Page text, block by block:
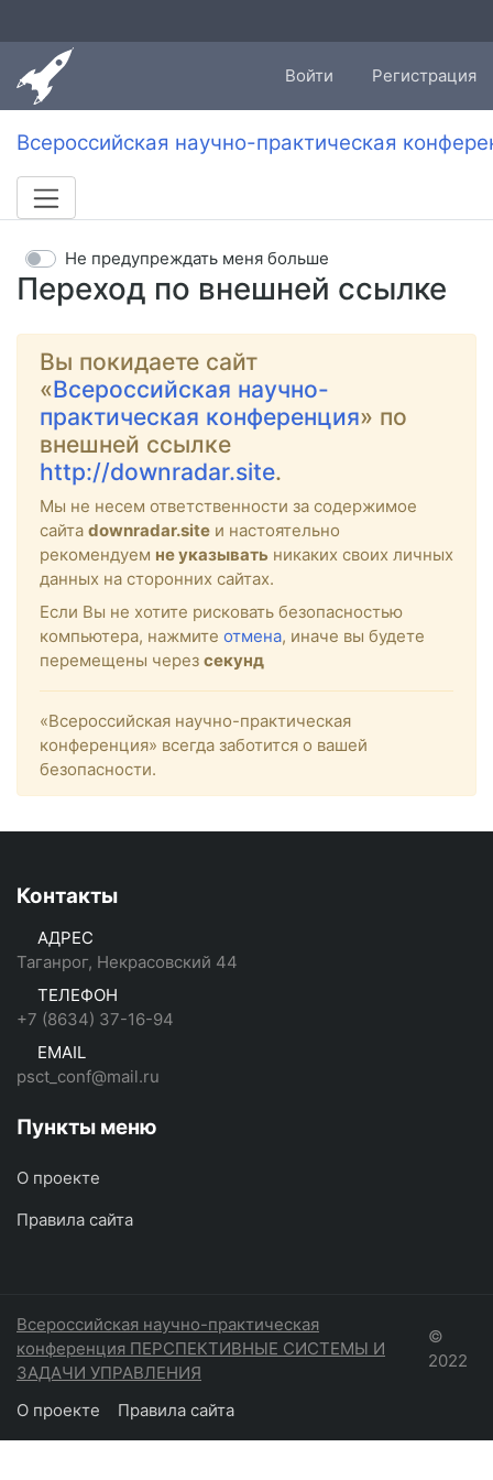
Войти Регистрация
Всероссийская научно-практическая
Переход по внешней ссылке
Не предупреждать меня больше
Вы покидаете сайт
«Всероссийская научно-
практическая конференция» по
внешней ссылке
http://downradar.site.
Мы не несем ответственности за содержимое
сайта downradar.site и настоятельно
рекомендуем не указывать никаких своих личных
данных на сторонних сайтах.
Если Вы не хотите рисковать безопасностью
компьютера, нажмите отмена, иначе вы будете
перемещены через секунд
«Всероссийская научно-практическая
конференция» всегда заботится о вашей
безопасности.
Контакты
АДРЕС
Таганрог, Некрасовский 44
ТЕЛЕФОН
+7 (8634) 37-16-94
EMAIL
psct_conf@mail.ru
Пункты меню
О проекте
Правила сайта
Всероссийская научно-практическая
конференция ПЕРСПЕКТИВНЫЕ СИСТЕМЫ И
ЗАДАЧИ УПРАВЛЕНИЯ
©
2022
О проекте Правила сайта